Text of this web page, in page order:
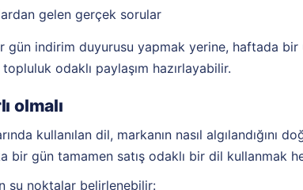
gelen gerçek sorular
gün indirim duyurusu yapmak yerine, haftada bir
odaklı paylaşım hazırlayabilir.
olmalı
kullanılan dil, markanın nasıl algılandığını
bir gün tamamen satış odaklı bir dil kullanmak
şu noktalar belirlenebilir: